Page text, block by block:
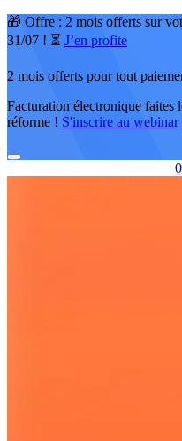
🎁 Offre : 2 mois offerts sur
31/07 ! ⏳ J’en profite
2 mois offerts pour tout
Facturation électronique faites
réforme ! S'inscrire au webinar